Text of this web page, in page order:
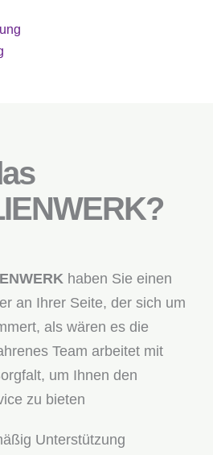
haben Sie einen
an Ihrer Seite, der sich um
als wären es die
Team arbeitet mit
um Ihnen den
zu bieten
Unterstützung